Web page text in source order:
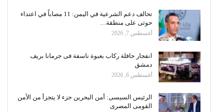
تحالف دعم الشرعية في اليمن: 11 مصاباً في اعتداء
حوثى على منطقة…
أغسطس 7, 2026
انفجار حافلة ركاب بعبوة ناسفة فى جرمانا بريف
دمشق
أغسطس 6, 2026
الرئيس السيسى: أمن البحرين جزء لا يتجزأ من الأمن
القومى المصرى